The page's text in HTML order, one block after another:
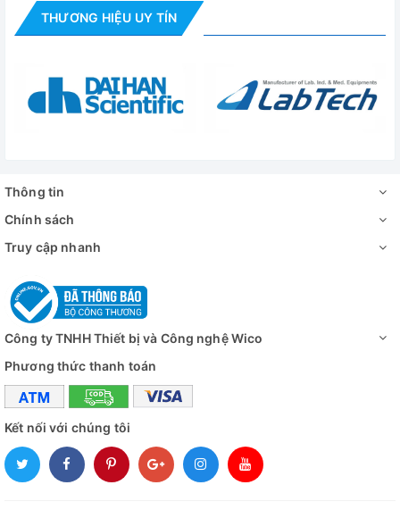
THƯƠNG HIỆU UY TÍN
Thông tin
Chính sách
Truy cập nhanh
Công ty TNHH Thiết bị và Công nghệ Wico
Phương thức thanh toán
Kết nối với chúng tôi